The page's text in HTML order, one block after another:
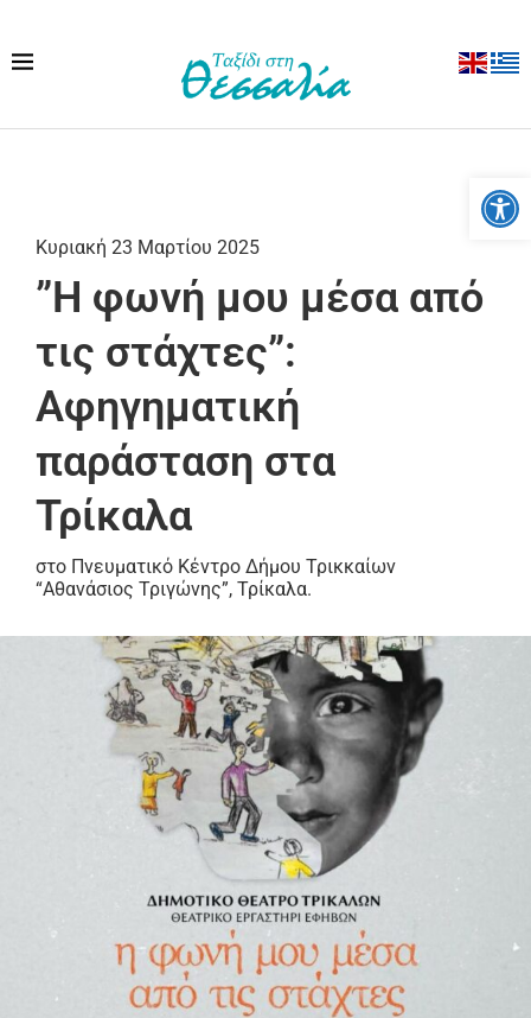
Κυριακή 23 Μαρτίου 2025
”Η φωνή μου μέσα από
τις στάχτες”:
Αφηγηματική
παράσταση στα
Τρίκαλα
στο Πνευματικό Κέντρο Δήμου Τρικκαίων
“Αθανάσιος Τριγώνης”, Τρίκαλα.